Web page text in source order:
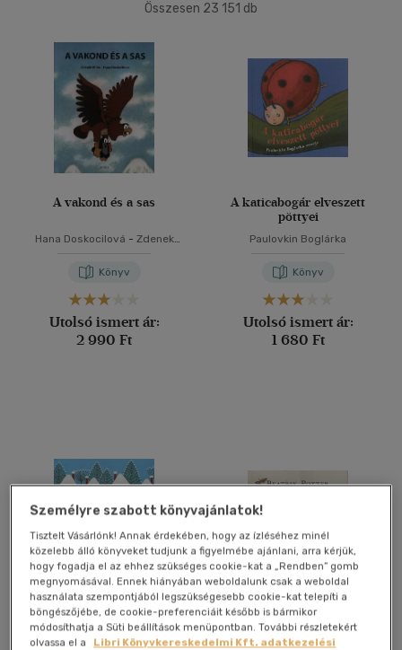
E-könyv(555)
Akció
Csak akciós
(126)
Elérhetőség
Előrendelhető (48)
Ár szerint
500 Ft alatt
Korosztály szerint
Gyermek(4745)
0 - 3 év(321)
3 - 6 év(2735)
mind (1452)
Ifjúsági(1582)
6 -10 év(1280)
Összesen 23 151 db
A vakond és a sas
Hana Doskocilová - Zdenek
Könyv
Utolsó ismert ár:
2 990 Ft
A katicabogár elveszett
pöttyei
Paulovkin Boglárka
Könyv
Utolsó ismert ár:
1 680 Ft
A világ leggazdagabb
verebe
Bikkmakk Mókus
kalandjai
Személyre szabott könyvajánlatok!
Tisztelt Vásárlónk! Annak érdekében, hogy az ízléséhez minél
közelebb álló könyveket tudjunk a figyelmébe ajánlani, arra kérjük,
hogy fogadja el az ehhez szükséges cookie-kat a „Rendben” gomb
megnyomásával. Ennek hiányában weboldalunk csak a weboldal
használata szempontjából legszükségesebb cookie-kat telepíti a
böngészőjébe, de cookie-preferenciáit később is bármikor
módosíthatja a Süti beállítások menüpontban. További részletekért
olvassa el a
Libri Könyvkereskedelmi Kft. adatkezelési